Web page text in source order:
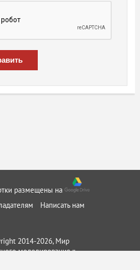
размещены на
Написать нам
2014-2026, Мир
моделирования ::